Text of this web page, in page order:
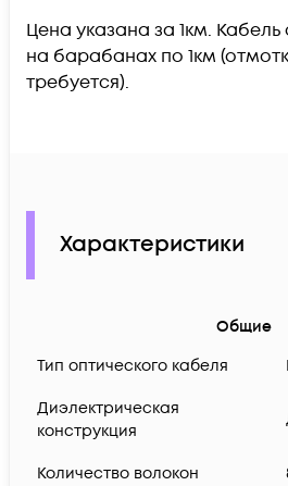
Цена указана за 1км. Кабель
на барабанах по 1км
требуется).
Характеристики
Общие
Тип оптического кабеля
Диэлектрическая
конструкция
Количество волокон